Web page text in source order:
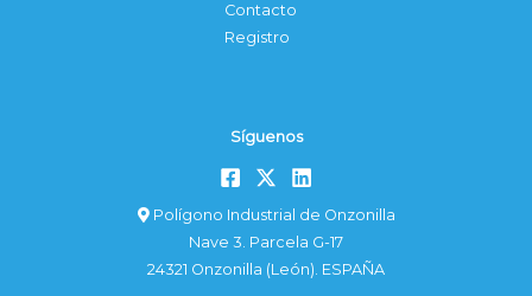
Contacto
Registro
Síguenos
Polígono Industrial de Onzonilla
Nave 3. Parcela G-17
24321 Onzonilla (León). ESPAÑA